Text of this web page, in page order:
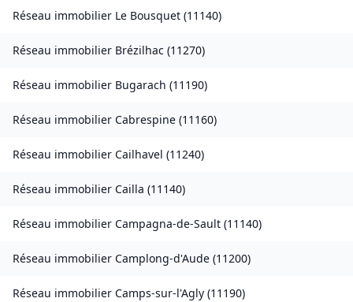
Réseau immobilier Le Bousquet (11140)
Réseau immobilier Brézilhac (11270)
Réseau immobilier Bugarach (11190)
Réseau immobilier Cabrespine (11160)
Réseau immobilier Cailhavel (11240)
Réseau immobilier Cailla (11140)
Réseau immobilier Campagna-de-Sault (11140)
Réseau immobilier Camplong-d'Aude (11200)
Réseau immobilier Camps-sur-l'Agly (11190)